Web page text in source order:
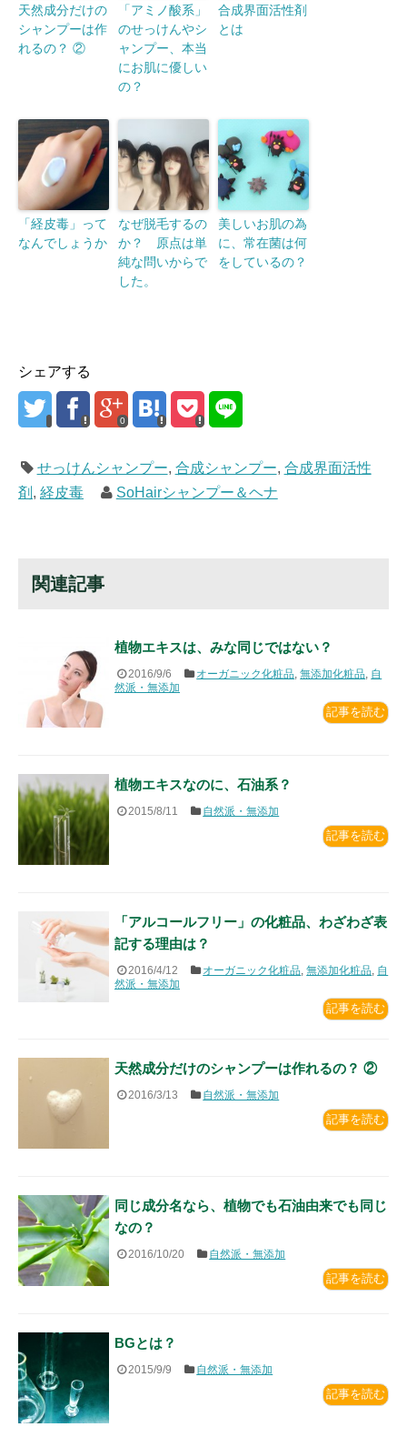
天然成分だけの
シャンプーは作
れるの？ ②
「アミノ酸系」
のせっけんやシ
ャンプー、本当
にお肌に優しい
の？
合成界面活性剤
とは
「経皮毒」って
なんでしょうか
なぜ脱毛するの
か？ 原点は単
純な問いからで
した。
美しいお肌の為
に、常在菌は何
をしているの？
シェアする
0
せっけんシャンプー, 合成シャンプー, 合成界面活性
剤 , 経皮毒 SoHairシャンプー＆ヘナ
関連記事
植物エキスは、みな同じではない？
2016/9/6 オーガニック化粧品,無添加化粧品, 自
然派・無添加
記事を読む
植物エキスなのに、石油系？
2015/8/11 自然派・無添加
記事を読む
「アルコールフリー」の化粧品、わざわざ表
記する理由は？
2016/4/12 オーガニック化粧品,無添加化粧品, 自
然派・無添加
記事を読む
天然成分だけのシャンプーは作れるの？ ②
2016/3/13 自然派・無添加
記事を読む
同じ成分名なら、植物でも石油由来でも同じ
なの？
2016/10/20 自然派・無添加
記事を読む
BGとは？
2015/9/9 自然派・無添加
記事を読む